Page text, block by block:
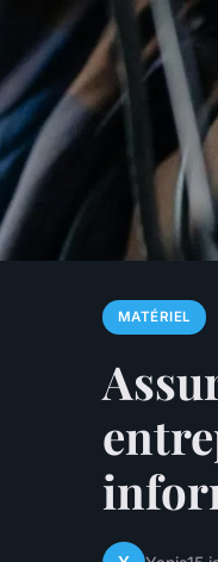
MATÉRIEL